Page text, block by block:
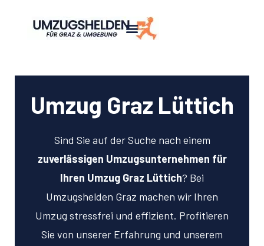
Umzug Graz Lüttich
Sind Sie auf der Suche nach einem
zuverlässigen Umzugsunternehmen für
Ihren Umzug Graz Lüttich? Bei
Umzugshelden Graz machen wir Ihren
Umzug stressfrei und effizient. Profitieren
Sie von unserer Erfahrung und unserem